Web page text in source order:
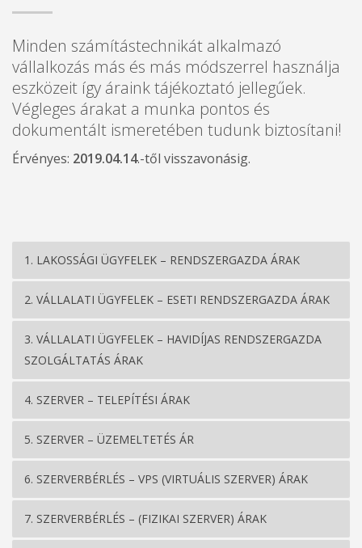
Minden számítástechnikát alkalmazó
vállalkozás más és más módszerrel használja
eszközeit így áraink tájékoztató jellegűek.
Végleges árakat a munka pontos és
dokumentált ismeretében tudunk biztosítani!
Érvényes: 2019.04.14.-től visszavonásig.
1. LAKOSSÁGI ÜGYFELEK – RENDSZERGAZDA ÁRAK
2. VÁLLALATI ÜGYFELEK – ESETI RENDSZERGAZDA ÁRAK
3. VÁLLALATI ÜGYFELEK – HAVIDÍJAS RENDSZERGAZDA
SZOLGÁLTATÁS ÁRAK
4. SZERVER – TELEPÍTÉSI ÁRAK
5. SZERVER – ÜZEMELTETÉS ÁR
6. SZERVERBÉRLÉS – VPS (VIRTUÁLIS SZERVER) ÁRAK
7. SZERVERBÉRLÉS – (FIZIKAI SZERVER) ÁRAK